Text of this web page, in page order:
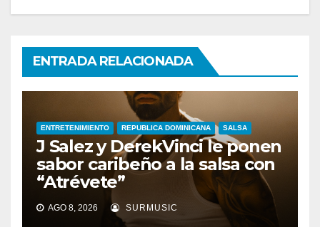
ENTRADA RELACIONADA
ENTRETENIMIENTO REPUBLICA DOMINICANA SALSA
J Salez y DerekVinci le ponen
sabor caribeño a la salsa con
“Atrévete”
AGO 8, 2026 SURMUSIC
ENTRETENIMIENTO